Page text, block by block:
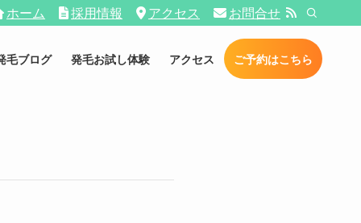
ホーム 採用情報 アクセス お問合せ
毛ブログ 発毛お試し体験 アクセス ご予約はこちら